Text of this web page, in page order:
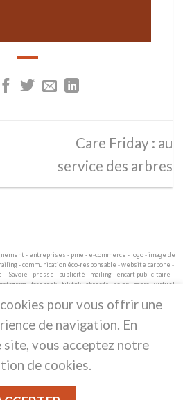
Care Friday : au
service des arbres
- entreprises - pme - e-commerce - logo - image de
- communication éco-responsable - website carbone -
- Savoie - presse - publicité - mailing - encart publicitaire -
- facebook - tik tok - threads - salon - zoom - virtuel -
Communication est fière de
un site responsable
©Agence Ocsite -
Image de marque -
pour vous offrir une
de navigation. En
site, vous acceptez notre
de cookies.